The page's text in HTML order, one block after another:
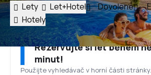
Lety Let+Hotel Dovolené
Hotely
Rezervujte si let během
minut!
Použijte vyhledávač v horní části